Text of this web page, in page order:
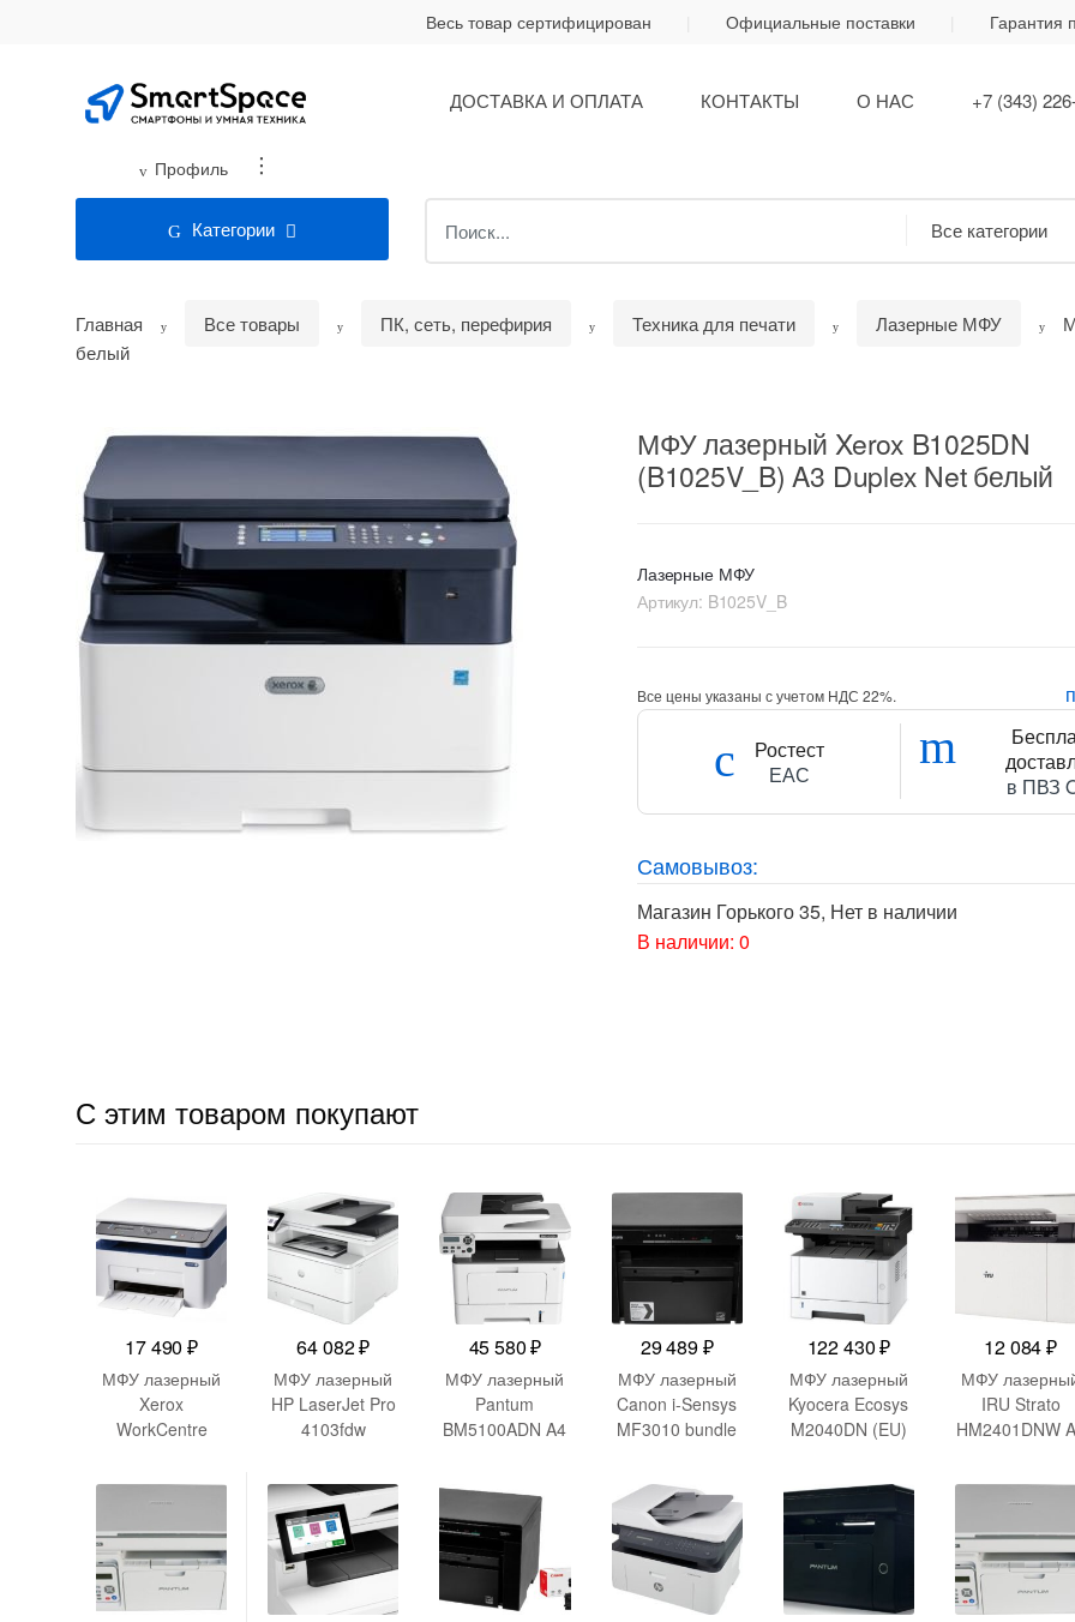
Весь товар сертифицирован Официальные поставки Гарантия
ДОСТАВКА И ОПЛАТА КОНТАКТЫ О НАС +7 (343)
Профиль ...
Категории
Search
for:
Главная Все товары ПК, сеть, перефирия Техника для печати Лазерные МФУ
белый
МФУ лазерный Xerox B1025DN
(B1025V_B) A3 Duplex Net белый
Лазерные МФУ
Артикул: B1025V_B
Все цены указаны с учетом НДС 22%.
Ростест
ЕАС
в ПВЗ
Самовывоз:
Магазин Горького 35, Нет в наличии
В наличии: 0
С этим товаром покупают
17 490₽
МФУ лазерный
Xerox
WorkCentre
A4 WiFi белый
64 082₽
МФУ лазерный
HP LaserJet Pro
4103fdw
Duplex Net WiFi
белый
45 580₽
МФУ лазерный
Pantum
BM5100ADN A4
29 489₽
МФУ лазерный
Canon i-Sensys
MF3010 bundle
комплекте: +
картридж)
122 430₽
МФУ лазерный
Kyocera Ecosys
M2040DN (EU)
A4 Duplex
белый
12 084₽
МФУ
IRU Strato
HM2401DNW
белый